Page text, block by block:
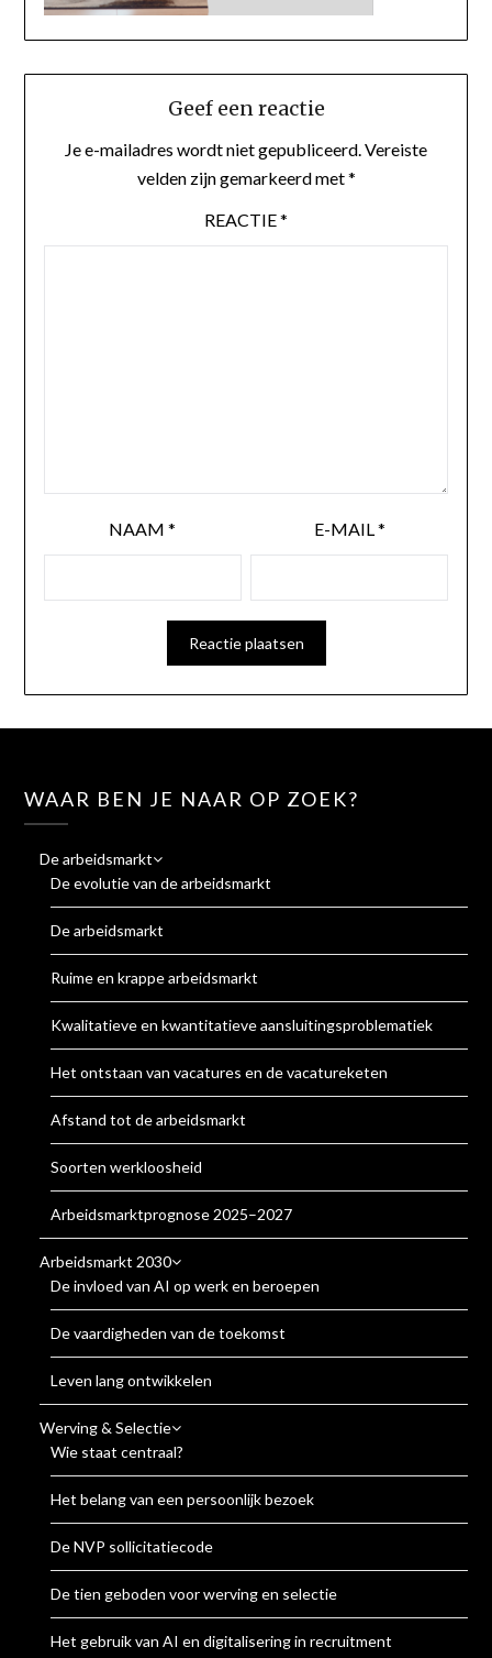
Geef een reactie
Je e-mailadres wordt niet gepubliceerd. Vereiste
velden zijn gemarkeerd met*
REACTIE*
NAAM* E-MAIL *
WAAR BEN JE NAAR OP ZOEK?
De arbeidsmarkt
De evolutie van de arbeidsmarkt
De arbeidsmarkt
Ruime en krappe arbeidsmarkt
Kwalitatieve en kwantitatieve aansluitingsproblematiek
Het ontstaan van vacatures en de vacatureketen
Afstand tot de arbeidsmarkt
Soorten werkloosheid
Arbeidsmarktprognose 2025–2027
Arbeidsmarkt 2030
De invloed van AI op werk en beroepen
De vaardigheden van de toekomst
Leven lang ontwikkelen
Werving & Selectie
Wie staat centraal?
Het belang van een persoonlijk bezoek
De NVP sollicitatiecode
De tien geboden voor werving en selectie
Het gebruik van AI en digitalisering in recruitment